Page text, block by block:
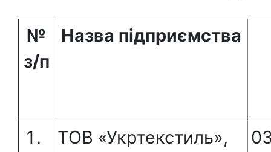
№
з/п
Назва підприємства
ТОВ «Укртекстиль»,